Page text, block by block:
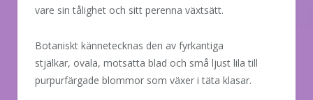
vare sin tålighet och sitt perenna växtsätt.
Botaniskt kännetecknas den av fyrkantiga
stjälkar, ovala, motsatta blad och små ljust lila till
purpurfärgade blommor som växer i täta klasar.